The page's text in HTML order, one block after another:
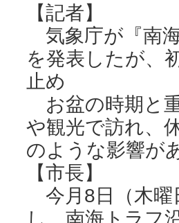
【記者】
気象庁が『南
を発表したが、
止め
お盆の時期と
や観光で訪れ、
のような影響が
【市長】
今月8日（木曜
し、南海トラフ